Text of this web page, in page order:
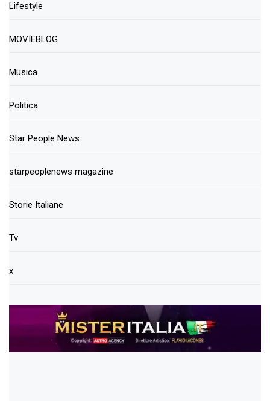
Lifestyle
MOVIEBLOG
Musica
Politica
Star People News
starpeoplenews magazine
Storie Italiane
Tv
x